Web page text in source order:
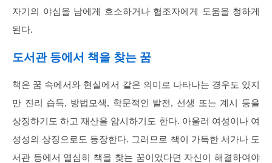
자기의 야심을 남에게 호소하거나 협조자에게 도움을 청하게
된다.
도서관 등에서 책을 찾는 꿈
책은 꿈 속에서와 현실에서 같은 의미로 나타나는 경우도 있지
만 진리 습득, 방법모색, 학문적인 발전, 선생 또는 계시 등을
상징하기도 하고 재산을 암시하기도 한다. 아울러 여성이나 여
성성의 상징으로도 등장한다. 그러므로 책이 가득한 서가나 도
서관 등에서 열심히 책을 찾는 꿈이었다면 자신이 해결하여야